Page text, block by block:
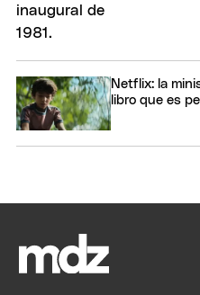
Netflix: la
libro que es